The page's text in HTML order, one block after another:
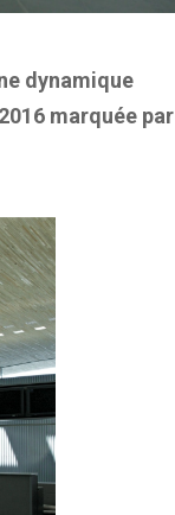
dynamique
marquée par